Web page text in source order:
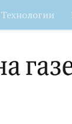
Технологии